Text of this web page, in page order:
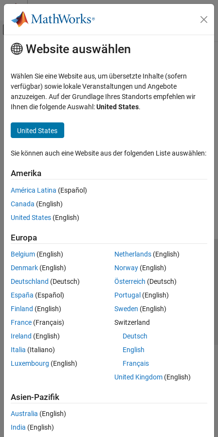
Weiter zum Inhalt
Umschaltung für Off-Canvas-
Startseite der Dokumentation
Hauptinhalt
How useful was this information?
Website auswählen
Wählen Sie eine Website aus, um übersetzte Inhalte (sofern
verfügbar) sowie lokale Veranstaltungen und Angebote
anzuzeigen. Auf der Grundlage Ihres Standorts empfehlen wir
Ihnen die folgende Auswahl:United States.
United States
Sie können auch eine Website aus der folgenden Liste auswählen:
Amerika
América Latina (Español)
Canada (English)
United States (English)
Europa
Belgium (English)
Denmark (English)
Deutschland (Deutsch)
España (Español)
Finland (English)
France (Français)
Ireland (English)
Italia (Italiano)
Luxembourg (English)
Netherlands(English)
Norway(English)
Österreich (Deutsch)
Portugal (English)
Sweden (English)
Switzerland
Deutsch
English
Français
United Kingdom(English)
Asien-Pazifik
Australia (English)
India (English)
Trust Center
Datenschutz-Richtlinien
Datendiebstahl verhindern
Status von Anwendungen
© 1994-2026 The MathWorks, Inc.
Website auswählen
Deutschland